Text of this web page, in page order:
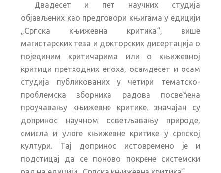
Двадесет и пет научних студија
објављених као предговори књигама у едицији
„Српска књижевна критика“, више
магистарских теза и докторских дисертација о
појединим критичарима или о књижевној
критици претходних епоха, осамдесет и осам
студија публикованих у четири тематско-
проблемска зборника радова посвећена
проучавању књижевне критике, значајан су
допринос научном осветљавању природе,
смисла и улоге књижевне критике у српској
култури. Тај допринос истовремено је и
подстицај да се поново покрене системски